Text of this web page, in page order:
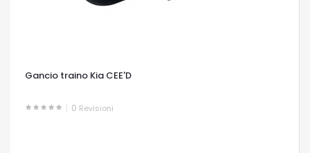
Gancio traino Kia CEE'D
0 Revisioni
OCCHIATA VELOCE